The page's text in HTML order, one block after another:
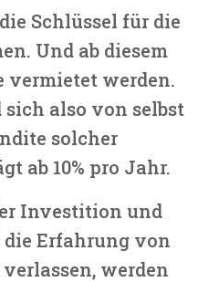
Schlüssel für die
Und ab diesem
werden.
also von selbst
solcher
ab 10% pro Jahr.
Investition und
die Erfahrung von
werden